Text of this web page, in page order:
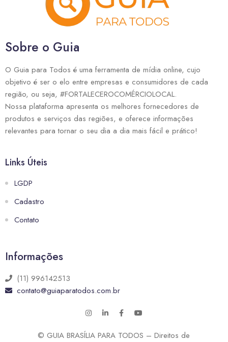
Sobre o Guia
O Guia para Todos é uma ferramenta de mídia online, cujo
objetivo é ser o elo entre empresas e consumidores de cada
região, ou seja, #FORTALECEROCOMÉRCIOLOCAL.
Nossa plataforma apresenta os melhores fornecedores de
produtos e serviços das regiões, e oferece informações
relevantes para tornar o seu dia a dia mais fácil e prático!
Links Úteis
LGDP
Cadastro
Contato
Informações
(11) 996142513
contato@guiaparatodos.com.br
© GUIA BRASÍLIA PARA TODOS – Direitos de